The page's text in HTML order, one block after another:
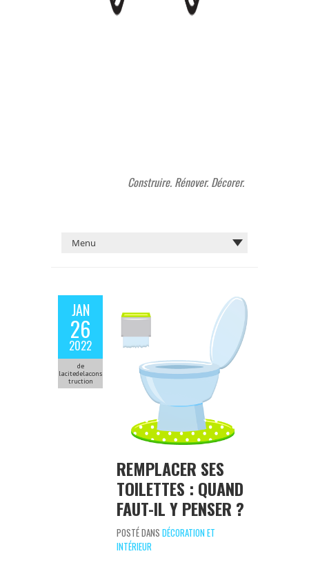
Construire. Rénover. Décorer.
JAN
26
2022
de
lacitedelacons
truction
REMPLACER SES
TOILETTES : QUAND
FAUT-IL Y PENSER ?
POSTÉ DANS DÉCORATION ET
INTÉRIEUR